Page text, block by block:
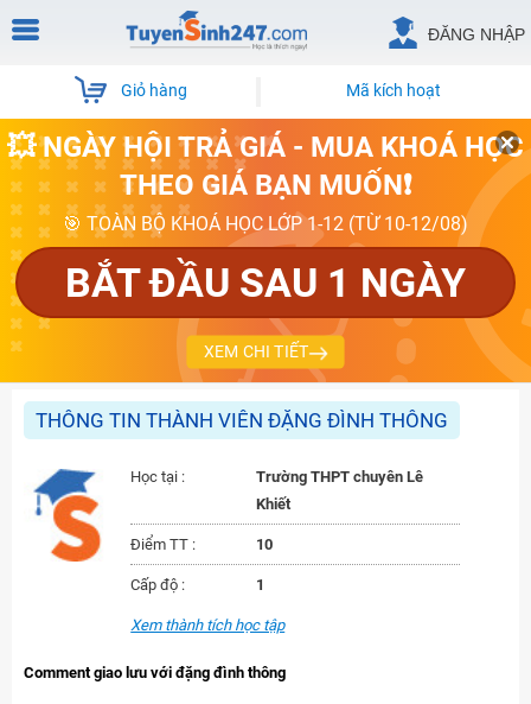
ĐĂNG NHẬP
Giỏ hàng Mã kích hoạt
💥 NGÀY HỘI TRẢ GIÁ - MUA KHOÁ HỌC
THEO GIÁ BẠN MUỐN❗
🎯 TOÀN BỘ KHOÁ HỌC LỚP 1-12 (TỪ 10-12/08)
BẮT ĐẦU SAU 1 NGÀY
XEM CHI TIẾT
THÔNG TIN THÀNH VIÊN ĐẶNG ĐÌNH THÔNG
Học tại :
Trường THPT chuyên Lê
Khiết
Điểm TT : 10
Cấp độ : 1
Xem thành tích học tập
Comment giao lưu với đặng đình thông